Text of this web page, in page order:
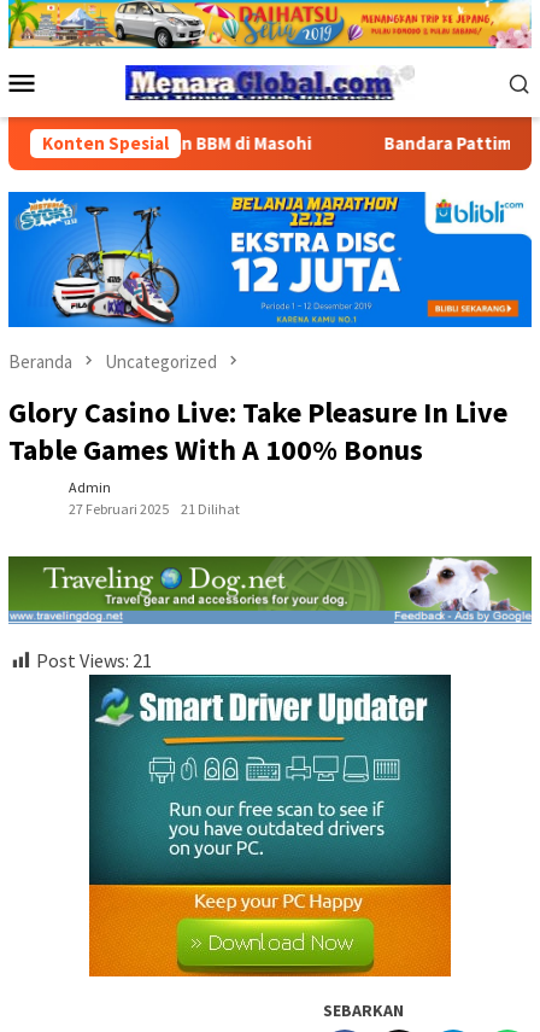
Loncat
ke
Mobile
Konten Spesial
BBM di Masohi Bandara Pattimura Kenalkan
Beranda Uncategorized
Glory Casino Live: Take Pleasure In Live
Table Games With A 100% Bonus
Admin
27 Februari 2025
21 Dilihat
Post Views: 21
SEBARKAN